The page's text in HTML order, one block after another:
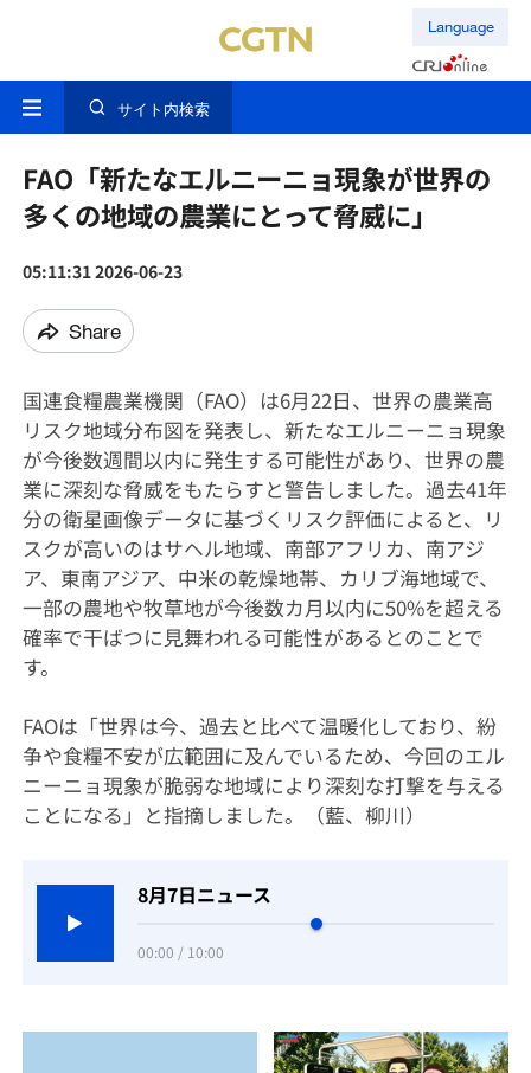
Language
サイト内検索
FAO「新たなエルニーニョ現象が世界の
多くの地域の農業にとって脅威に」
05:11:31 2026-06-23
Share
国連食糧農業機関（FAO）は6月22日、世界の農業高
リスク地域分布図を発表し、新たなエルニーニョ現象
が今後数週間以内に発生する可能性があり、世界の農
業に深刻な脅威をもたらすと警告しました。過去41年
分の衛星画像データに基づくリスク評価によると、リ
スクが高いのはサヘル地域、南部アフリカ、南アジ
ア、東南アジア、中米の乾燥地帯、カリブ海地域で、
一部の農地や牧草地が今後数カ月以内に50%を超える
確率で干ばつに見舞われる可能性があるとのことで
す。
FAOは「世界は今、過去と比べて温暖化しており、紛
争や食糧不安が広範囲に及んでいるため、今回のエル
ニーニョ現象が脆弱な地域により深刻な打撃を与える
ことになる」と指摘しました。（藍、柳川）
8月7日ニュース
00:00 / 10:00